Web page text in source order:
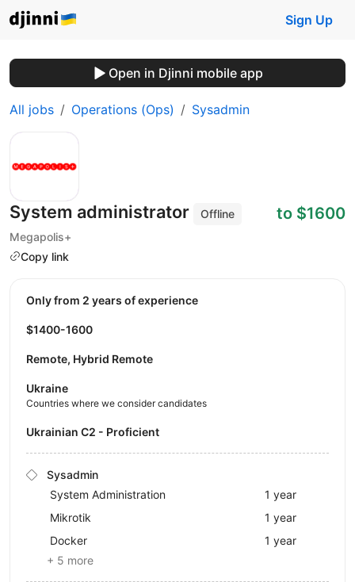
Sign Up
Open in Djinni mobile app
All jobs Operations (Ops) Sysadmin
System administrator
Offline
Megapolis+
Copy link
to $1600
Only from 2 years of experience
$1400-1600
Remote, Hybrid Remote
Ukraine
Countries where we consider candidates
Ukrainian C2 - Proficient
Sysadmin
System Administration
1 year
Mikrotik
1 year
Docker
1 year
+ 5 more